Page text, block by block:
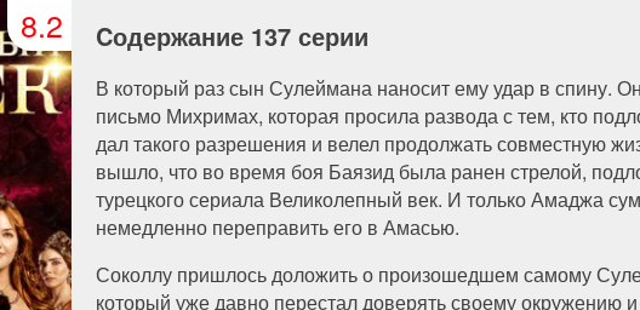
8.2 Cодержание 137 серии
В который раз сын Сулеймана наносит ему удар в спину.
письмо Михримах, которая просила развода с тем, кто
дал такого разрешения и велел продолжать совместную
вышло, что во время боя Баязид была ранен стрелой,
турецкого сериала Великолепный век. И только Амаджа
немедленно переправить его в Амасью.
Соколлу пришлось доложить о произошедшем самому
который уже давно перестал доверять своему окружению